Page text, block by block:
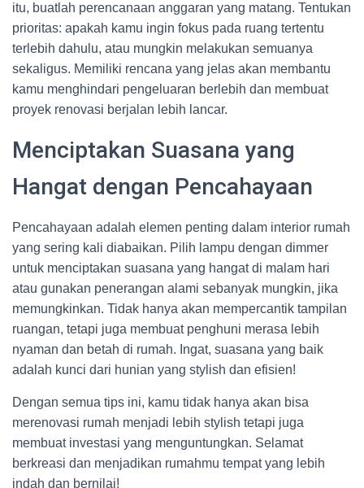
itu, buatlah perencanaan anggaran yang matang. Tentukan
prioritas: apakah kamu ingin fokus pada ruang tertentu
terlebih dahulu, atau mungkin melakukan semuanya
sekaligus. Memiliki rencana yang jelas akan membantu
kamu menghindari pengeluaran berlebih dan membuat
proyek renovasi berjalan lebih lancar.
Menciptakan Suasana yang
Hangat dengan Pencahayaan
Pencahayaan adalah elemen penting dalam interior rumah
yang sering kali diabaikan. Pilih lampu dengan dimmer
untuk menciptakan suasana yang hangat di malam hari
atau gunakan penerangan alami sebanyak mungkin, jika
memungkinkan. Tidak hanya akan mempercantik tampilan
ruangan, tetapi juga membuat penghuni merasa lebih
nyaman dan betah di rumah. Ingat, suasana yang baik
adalah kunci dari hunian yang stylish dan efisien!
Dengan semua tips ini, kamu tidak hanya akan bisa
merenovasi rumah menjadi lebih stylish tetapi juga
membuat investasi yang menguntungkan. Selamat
berkreasi dan menjadikan rumahmu tempat yang lebih
indah dan bernilai!